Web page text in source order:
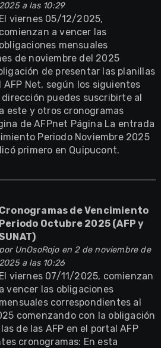
2025 a las 10:29
El viernes 05/12/2025,
comienzan a vencer las
obligaciones mensuales
de noviembre del 2025
de presentar las planillas
AFP Net, según los siguientes
puedes suscribirte al
este y otros cronogramas
de AFPnet Página La entrada
Periodo Noviembre 2025
primero en Quipucont.
Cronogramas de Vencimiento
Periodo Octubre 2025 (AFP y
por UnOsoRojoen 2 de noviembre de
2025 a las 10:26
El viernes 07/11/2025, comienzan
a vencer las obligaciones
mensuales correspondientes al
comenzando con la obligación
de las AFP en el portal AFP
cronogramas: En esta